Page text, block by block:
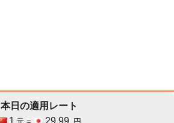
本日の適用レート
1
29.99